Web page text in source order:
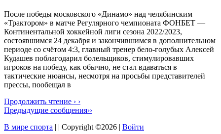
После победы московского «Динамо» над челябинским
«Трактором» в матче Регулярного чемпионата ФОНБЕТ —
Континентальной хоккейной лиги сезона 2022/2023,
состоявшимся 24 декабря и закончившимся в дополнительном
периоде со счётом 4:3, главный тренер бело-голубых Алексей
Кудашев поблагодарил болельщиков, стимулировавших
игроков на победу, как обычно, не стал вдаваться в
тактические нюансы, несмотря на просьбы представителей
прессы, пообещал в
Продолжить чтение › ›
Предыдущие сообщения››
В мире спорта | | Copyright ©2026 | Войти